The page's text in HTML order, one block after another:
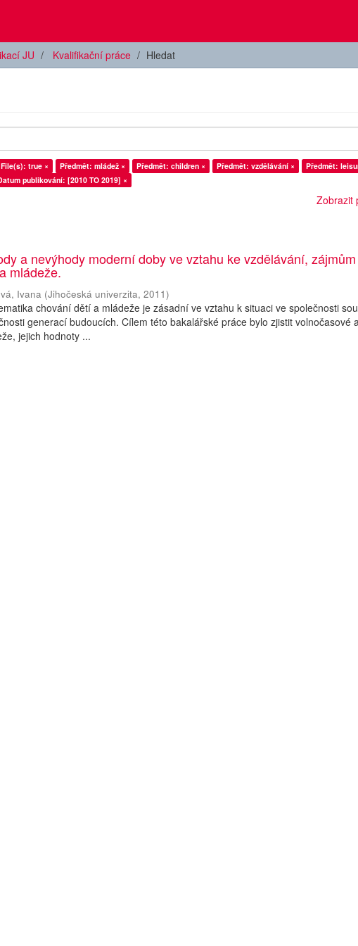
JU Kvalifikační práce Hledat
true × Předmět: mládež × Předmět: children × Předmět: vzdělávání ×
Předmět:
publikování: [2010 TO 2019] ×
Zobrazit
a nevýhody moderní doby ve vztahu ke vzdělávání,
mládeže.
Ivana (Jihočeská univerzita,2011)
chování dětí a mládeže je zásadní ve vztahu k situaci ve společnosti
generací budoucích. Cílem této bakalářské práce bylo zjistit volnočasové
jejich hodnoty ...